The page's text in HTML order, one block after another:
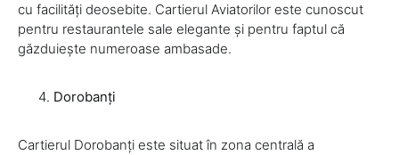
cu facilități deosebite. Cartierul Aviatorilor este cunoscut
pentru restaurantele sale elegante și pentru faptul că
găzduiește numeroase ambasade.
Dorobanți
Cartierul Dorobanți este situat în zona centrală a